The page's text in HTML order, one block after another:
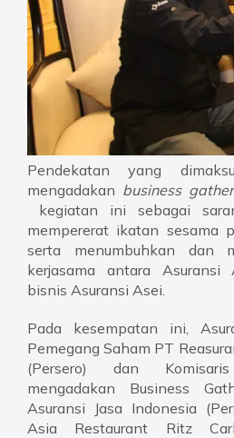
Pendekatan yang
mengadakan business
kegiatan ini sebagai
mempererat ikatan sesama
serta menumbuhkan dan
kerjasama antara
bisnis Asuransi Asei.
Pada kesempatan ini,
Pemegang Saham PT
(Persero) dan
mengadakan Business
Asuransi Jasa Indonesia
Asia Restaurant Ritz